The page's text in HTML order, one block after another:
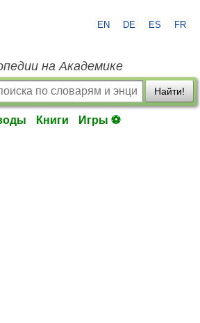
EN DE ES FR
на Академике
Найти!
Книги Игры ⚽